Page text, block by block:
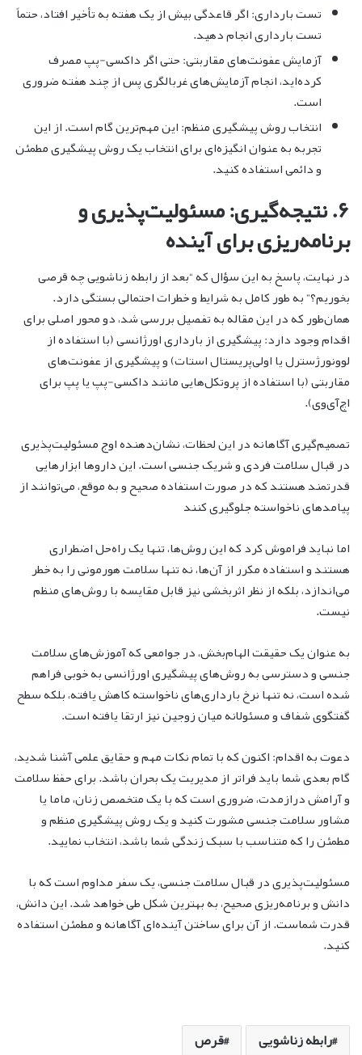
تست بارداری: اگر قاعدگی بیش از یک هفته به تأخیر افتاد، حتماً
تست بارداری انجام دهید.
آزمایش عفونت‌های مقاربتی: حتی اگر داکسی-پپ مصرف
کرده‌اید، انجام آزمایش‌های غربالگری پس از چند هفته ضروری
است.
انتخاب روش پیشگیری منظم: این مهم‌ترین گام است. از این
تجربه به عنوان انگیزه‌ای برای انتخاب یک روش پیشگیری مطمئن
و دائمی استفاده کنید.
۶. نتیجه‌گیری: مسئولیت‌پذیری و
برنامه‌ریزی برای آینده
در نهایت، پاسخ به این سؤال که “بعد از رابطه زناشویی چه قرصی
بخوریم؟” به طور کامل به شرایط و خطرات احتمالی بستگی دارد.
همان‌طور که در این مقاله به تفصیل بررسی شد، دو محور اصلی برای
اقدام وجود دارد: پیشگیری از بارداری اورژانسی (با استفاده از
لوونورژسترل یا اولی‌پریستال استات) و پیشگیری از عفونت‌های
مقاربتی (با استفاده از پروتکل‌هایی مانند داکسی-پپ یا پپ برای
اچ‌آی‌وی).
تصمیم‌گیری آگاهانه در این لحظات، نشان‌دهنده اوج مسئولیت‌پذیری
در قبال سلامت فردی و شریک جنسی است. این داروها ابزارهایی
قدرتمند هستند که در صورت استفاده صحیح و به موقع، می‌توانند از
پیامدهای ناخواسته جلوگیری کنند
اما نباید فراموش کرد که این روش‌ها، تنها یک راه‌حل اضطراری
هستند و استفاده مکرر از آن‌ها، نه تنها سلامت هورمونی را به خطر
می‌اندازد، بلکه از نظر اثربخشی نیز قابل مقایسه با روش‌های منظم
نیست.
به عنوان یک حقیقت الهام‌بخش، در جوامعی که آموزش‌های سلامت
جنسی و دسترسی به روش‌های پیشگیری اورژانسی به خوبی فراهم
شده است، نه تنها نرخ بارداری‌های ناخواسته کاهش یافته، بلکه سطح
گفتگوی شفاف و مسئولانه میان زوجین نیز ارتقا یافته است.
دعوت به اقدام: اکنون که با تمام نکات مهم و حقایق علمی آشنا شدید،
گام بعدی شما باید فراتر از مدیریت یک بحران باشد. برای حفظ سلامت
و آرامش درازمدت، ضروری است که با یک متخصص زنان، ماما یا
مشاور سلامت جنسی مشورت کنید و یک روش پیشگیری منظم و
مطمئن را که متناسب با سبک زندگی شما باشد، انتخاب نمایید.
مسئولیت‌پذیری در قبال سلامت جنسی، یک سفر مداوم است که با
دانش و برنامه‌ریزی صحیح، به بهترین شکل طی خواهد شد. این دانش،
قدرت شماست. از آن برای ساختن آینده‌ای آگاهانه و مطمئن استفاده
کنید.
رابطه زناشویی قرص